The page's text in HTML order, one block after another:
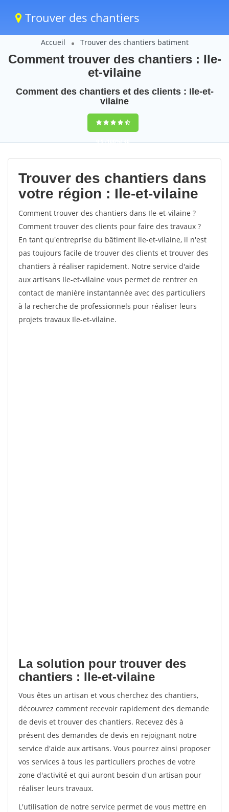
Trouver des chantiers
Accueil Trouver des chantiers batiment
Comment trouver des chantiers : Ile-
et-vilaine
Comment des chantiers et des clients : Ile-et-
vilaine
9,5(100%)40
votes
Trouver des chantiers dans
votre région : Ile-et-vilaine
Comment trouver des chantiers dans Ile-et-vilaine ?
Comment trouver des clients pour faire des travaux ?
En tant qu'entreprise du bâtiment Ile-et-vilaine, il n'est
pas toujours facile de trouver des clients et trouver des
chantiers à réaliser rapidement. Notre service d'aide
aux artisans Ile-et-vilaine vous permet de rentrer en
contact de manière instantannée avec des particuliers
à la recherche de professionnels pour réaliser leurs
projets travaux Ile-et-vilaine.
La solution pour trouver des
chantiers : Ile-et-vilaine
Vous êtes un artisan et vous cherchez des chantiers,
découvrez comment recevoir rapidement des demande
de devis et trouver des chantiers. Recevez dès à
présent des demandes de devis en rejoignant notre
service d'aide aux artisans. Vous pourrez ainsi proposer
vos services à tous les particuliers proches de votre
zone d'activité et qui auront besoin d'un artisan pour
réaliser leurs travaux.
L'utilisation de notre service permet de vous mettre en